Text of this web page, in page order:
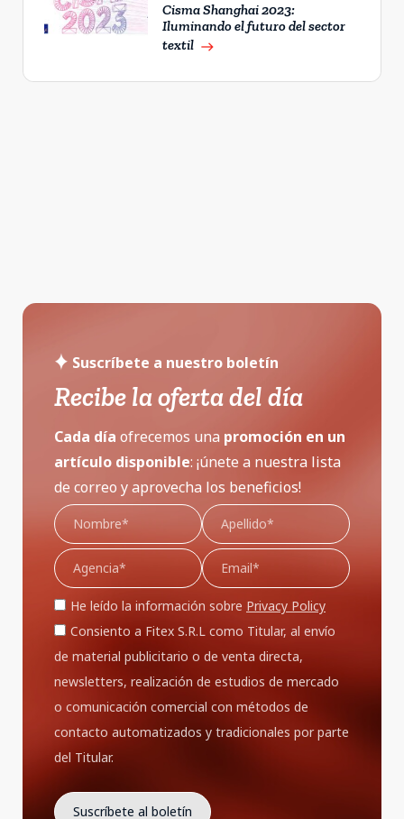
Cisma Shanghai 2023:
Iluminando el futuro del sector
textil east
Suscríbete a nuestro boletín
Recibe la oferta del día
Cada día ofrecemos una promoción en un
artículo disponible: ¡únete a nuestra lista
de correo y aprovecha los beneficios!
He leído la información sobre Privacy Policy
Consiento a Fitex S.R.L como Titular, al envío
de material publicitario o de venta directa,
newsletters, realización de estudios de mercado
o comunicación comercial con métodos de
contacto automatizados y tradicionales por parte
del Titular.